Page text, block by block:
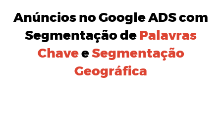
Anúncios no Google ADS com
Segmentação de Palavras
ChaveeSegmentação
Geográfica